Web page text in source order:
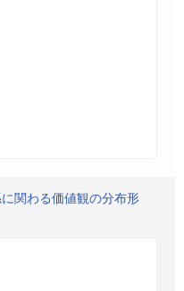
関わる価値観の分布形